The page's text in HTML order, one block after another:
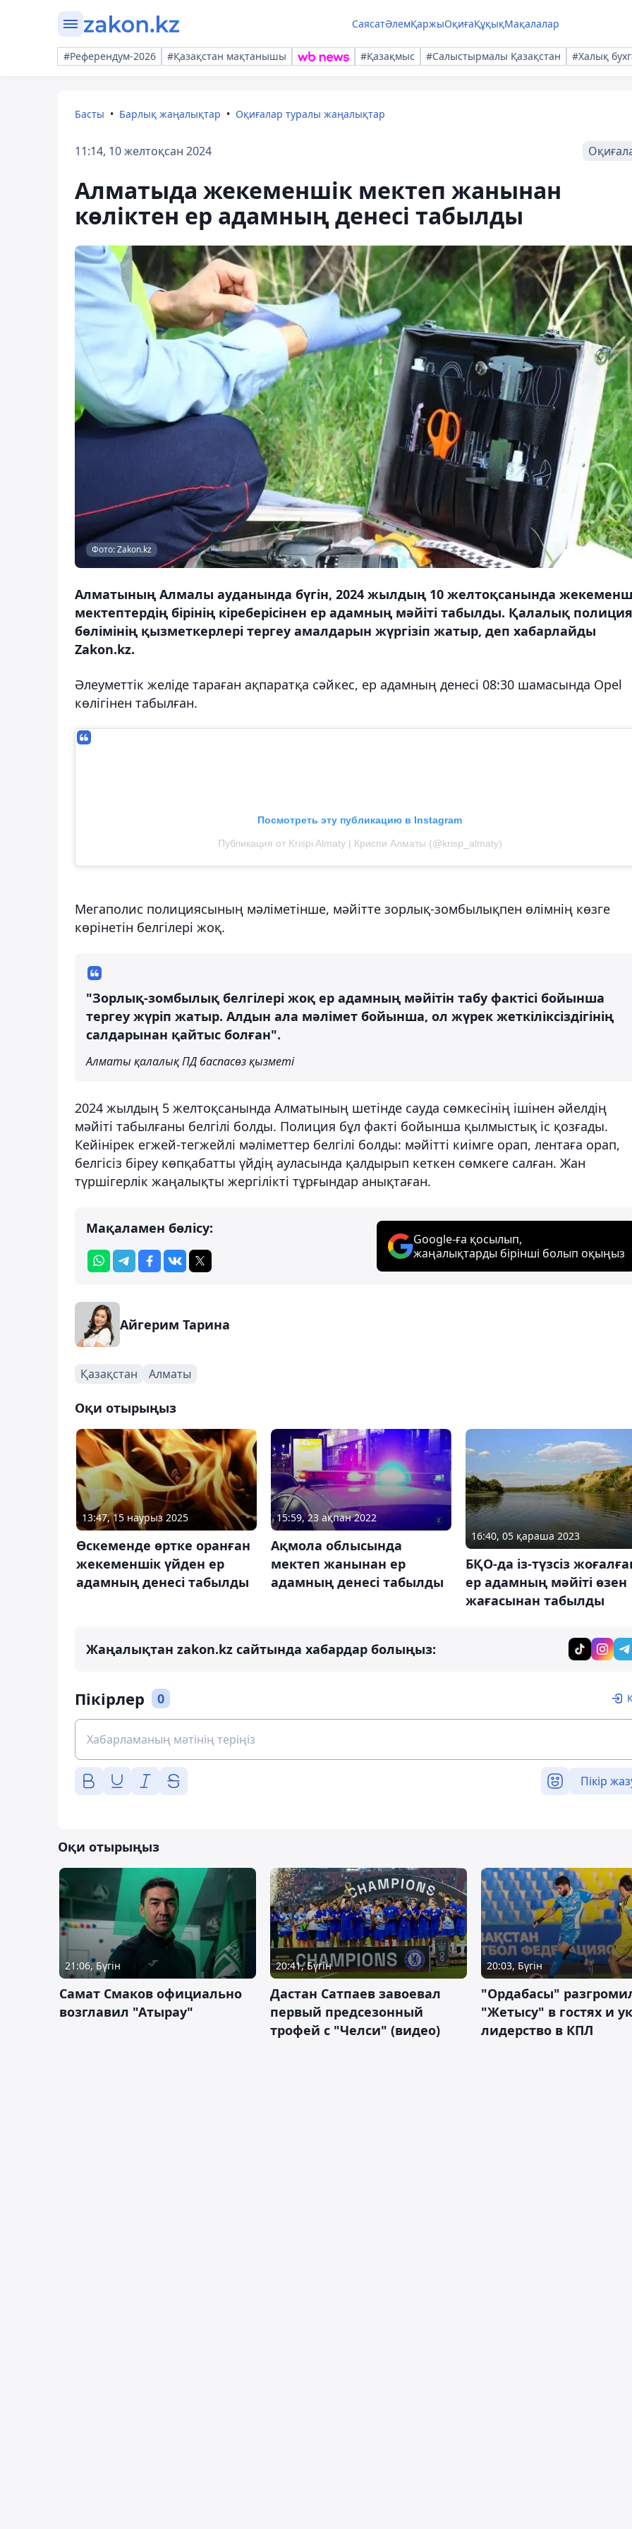
СаясатӘлемҚаржыОқиғаҚұқықМақалалар
#Референдум-2026 #Қазақстан мақтанышы #Қазақмыс #Салыстырмалы Қазақстан #Халық
Басты Барлық жаңалықтар Оқиғалар туралы жаңалықтар
11:14, 10 желтоқсан 2024
Алматыда жекеменшік мектеп жанынан
көліктен ер адамның денесі табылды
Фото: Zakon.kz
Алматының Алмалы ауданында бүгін, 2024 жылдың 10 желтоқсанында
мектептердің бірінің кіреберісінен ер адамның мәйіті табылды. Қалалық полиция
бөлімінің қызметкерлері тергеу амалдарын жүргізіп жатыр, деп хабарлайды
Zakon.kz.
Әлеуметтік желіде тараған ақпаратқа сәйкес, ер адамның денесі 08:30 шамасында Opel
көлігінен табылған.
Посмотреть эту публикацию в Instagram
Публикация от Krispi Almaty | Криспи Алматы (@krisp_almaty)
Мегаполис полициясының мәліметінше, мәйітте зорлық-зомбылықпен өлімнің көзге
көрінетін белгілері жоқ.
"Зорлық-зомбылық белгілері жоқ ер адамның мәйітін табу фактісі бойынша
тергеу жүріп жатыр. Алдын ала мәлімет бойынша, ол жүрек жеткіліксіздігінің
салдарынан қайтыс болған".
Алматы қалалық ПД баспасөз қызметі
2024 жылдың 5 желтоқсанында Алматының шетінде сауда сөмкесінің ішінен әйелдің
мәйіті табылғаны белгілі болды. Полиция бұл факті бойынша қылмыстық іс қозғады.
Кейінірек егжей-тегжейлі мәліметтер белгілі болды: мәйітті киімге орап, лентаға орап,
белгісіз біреу көпқабатты үйдің ауласында қалдырып кеткен сөмкеге салған. Жан
түршігерлік жаңалықты жергілікті тұрғындар анықтаған.
Мақаламен бөлісу:
Google-ға қосылып,
жаңалықтарды бірінші болып оқыңыз
Айгерим Тарина
Қазақстан Алматы
Оқи отырыңыз
13:47, 15 наурыз 2025
Өскеменде өртке оранған
жекеменшік үйден ер
адамның денесі табылды
15:59, 23 ақпан 2022
Ақмола облысында
мектеп жанынан ер
адамның денесі табылды
16:40, 05 қараша 2023
БҚО-да із-түзсіз
ер адамның мәйіті өзен
жағасынан табылды
Жаңалықтан zakon.kz сайтында хабардар болыңыз:
Пікірлер 0
Пікір
Оқи отырыңыз
21:06, Бүгін
Самат Смаков официально
возглавил "Атырау"
20:41, Бүгін
Дастан Сатпаев завоевал
первый предсезонный
трофей с "Челси" (видео)
20:03, Бүгін
"Ордабасы"
"Жетысу" в гостях и
лидерство в КПЛ